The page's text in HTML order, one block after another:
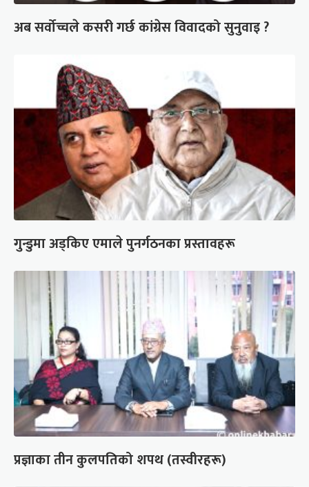
अब सर्वोच्चले कसरी गर्छ कांग्रेस विवादको सुनुवाइ ?
गुन्डुमा अड्किए एमाले पुनर्गठनका प्रस्तावहरू
प्रज्ञाका तीन कुलपतिको शपथ (तस्वीरहरू)